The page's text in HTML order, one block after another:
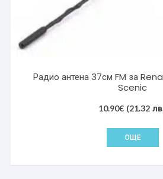
Радио антена 37см FM за
Scenic
10.90€ (21.32
ОЩЕ